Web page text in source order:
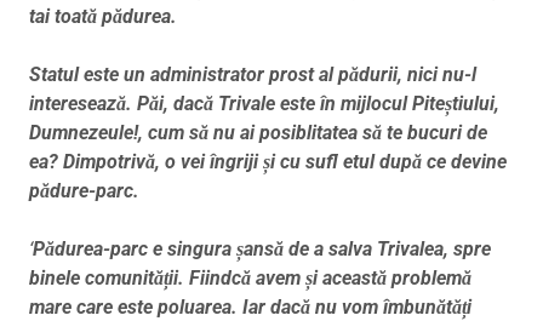
tai toată pădurea.
Statul este un administrator prost al pădurii, nici nu-l
interesează. Păi, dacă Trivale este în mijlocul Piteștiului,
Dumnezeule!, cum să nu ai posiblitatea să te bucuri de
ea? Dimpotrivă, o vei îngriji și cu sufl etul după ce devine
pădure-parc.
‘Pădurea-parc e singura șansă de a salva Trivalea, spre
binele comunității. Fiindcă avem și această problemă
mare care este poluarea. Iar dacă nu vom îmbunătăți